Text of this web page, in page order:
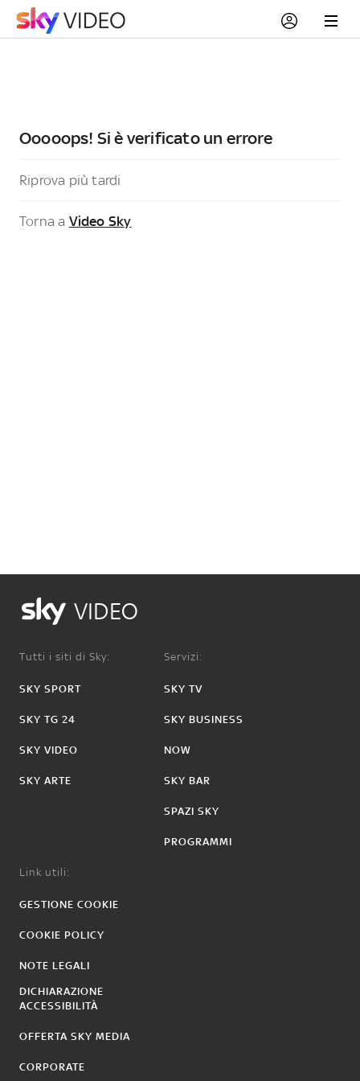
Ooooops! Si è verificato un errore
Riprova più tardi
Torna a Video Sky
VIDEO
Tutti i siti di Sky:
SKY SPORT
SKY TG 24
SKY VIDEO
SKY ARTE
Servizi:
SKY TV
SKY BUSINESS
NOW
SKY BAR
SPAZI SKY
PROGRAMMI
Link utili:
GESTIONE COOKIE
COOKIE POLICY
NOTE LEGALI
DICHIARAZIONE
ACCESSIBILITÀ
OFFERTA SKY MEDIA
CORPORATE